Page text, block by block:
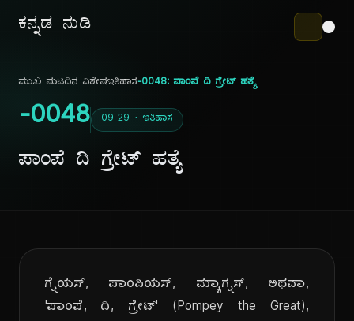
ಕನ್ನಡ ನುಡಿ
ಮುಖ ಪುಟದಿನ ವಿಶೇಷಇತಿಹಾಸ-0048: ಪಾಂಪೆ ದಿ ಗ್ರೇಟ್ ಹತ್ಯೆ
-0048 09-29 · ಇತಿಹಾಸ
ಪಾಂಪೆ ದಿ ಗ್ರೇಟ್ ಹತ್ಯೆ
ಗ್ನೆಯಸ್, ಪಾಂಪಿಯಸ್, ಮ್ಯಾಗ್ನಸ್, ಅಥವಾ,
'ಪಾಂಪೆ, ದಿ, ಗ್ರೇಟ್' (Pompey the Great),